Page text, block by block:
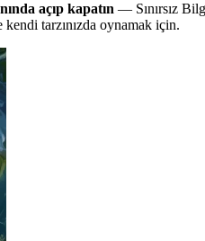
açıp kapatın — Sınırsız
tarzınızda oynamak için.